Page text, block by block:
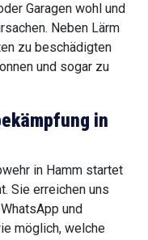
Garagen wohl und
Neben Lärm
zu beschädigten
und sogar zu
in
in Hamm startet
Sie erreichen uns
und
möglich, welche